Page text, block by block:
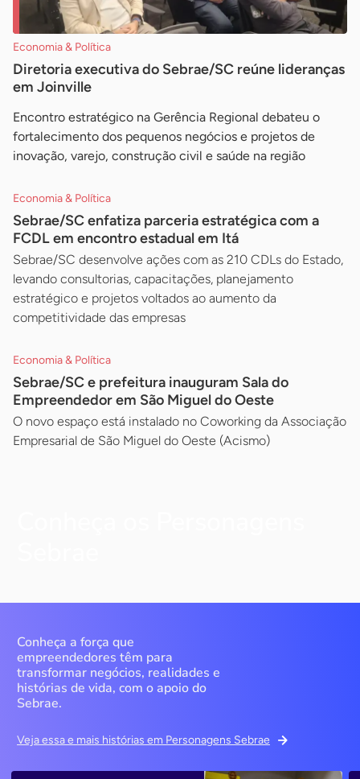
Economia & Política
Diretoria executiva do Sebrae/SC reúne lideranças
em Joinville
Encontro estratégico na Gerência Regional debateu o
fortalecimento dos pequenos negócios e projetos de
inovação, varejo, construção civil e saúde na região
Economia & Política
Sebrae/SC enfatiza parceria estratégica com a
FCDL em encontro estadual em Itá
Sebrae/SC desenvolve ações com as 210 CDLs do Estado,
levando consultorias, capacitações, planejamento
estratégico e projetos voltados ao aumento da
competitividade das empresas
Economia & Política
Sebrae/SC e prefeitura inauguram Sala do
Empreendedor em São Miguel do Oeste
O novo espaço está instalado no Coworking da Associação
Empresarial de São Miguel do Oeste (Acismo)
Conheça a força que
empreendedores têm para
transformar negócios, realidades e
histórias de vida, com o apoio do
Sebrae.
Veja essa e mais histórias em Personagens Sebrae